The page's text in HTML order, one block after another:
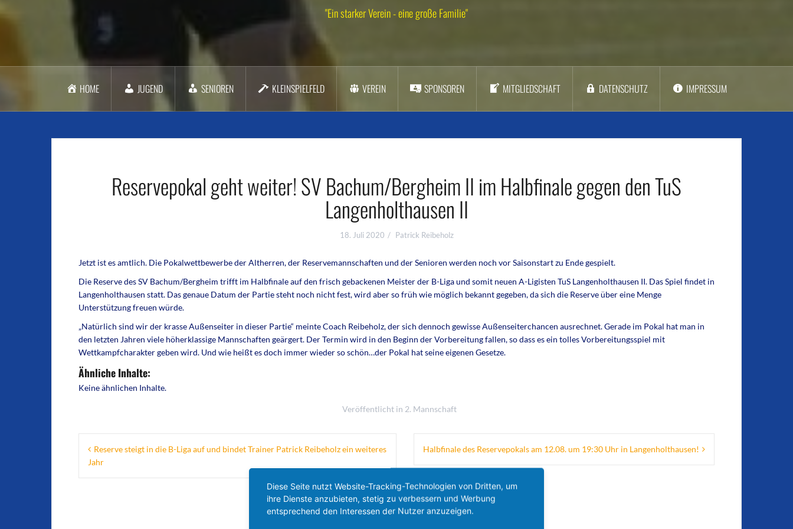
"Ein starker Verein - eine große Familie"
HOME JUGEND SENIOREN KLEINSPIELFELD VEREIN SPONSOREN MITGLIEDSCHAFT DATENSCHUTZ IMPRESSUM
Reservepokal geht weiter! SV Bachum/Bergheim II im Halbfinale gegen den TuS
Langenholthausen II
18. Juli 2020 Patrick Reibeholz
Jetzt ist es amtlich. Die Pokalwettbewerbe der Altherren, der Reservemannschaften und der Senioren werden noch vor Saisonstart zu Ende gespielt.
Die Reserve des SV Bachum/Bergheim trifft im Halbfinale auf den frisch gebackenen Meister der B-Liga und somit neuen A-Ligisten TuS Langenholthausen II. Das Spiel findet in
Langenholthausen statt. Das genaue Datum der Partie steht noch nicht fest, wird aber so früh wie möglich bekannt gegeben, da sich die Reserve über eine Menge
Unterstützung freuen würde.
„Natürlich sind wir der krasse Außenseiter in dieser Partie“ meinte Coach Reibeholz, der sich dennoch gewisse Außenseiterchancen ausrechnet. Gerade im Pokal hat man in
den letzten Jahren viele höherklassige Mannschaften geärgert. Der Termin wird in den Beginn der Vorbereitung fallen, so dass es ein tolles Vorbereitungsspiel mit
Wettkampfcharakter geben wird. Und wie heißt es doch immer wieder so schön…der Pokal hat seine eigenen Gesetze.
Ähnliche Inhalte:
Keine ähnlichen Inhalte.
Veröffentlicht in 2. Mannschaft
Beitragsnavigation
Reserve steigt in die B-Liga auf und bindet Trainer Patrick Reibeholz ein weiteres
Jahr
Halbfinale des Reservepokals am 12.08. um 19:30 Uhr in Langenholthausen!
Diese Seite nutzt Website-Tracking-Technologien von Dritten, um
ihre Dienste anzubieten, stetig zu verbessern und Werbung
entsprechend den Interessen der Nutzer anzuzeigen.